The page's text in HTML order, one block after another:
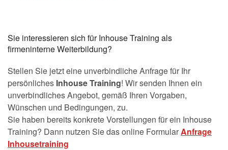
Sie interessieren sich für Inhouse Training als
firmeninterne Weiterbildung?
Stellen Sie jetzt eine unverbindliche Anfrage für Ihr
persönliches Inhouse Training! Wir senden Ihnen ein
unverbindliches Angebot, gemäß Ihren Vorgaben,
Wünschen und Bedingungen, zu.
Sie haben bereits konkrete Vorstellungen für ein Inhouse
Training? Dann nutzen Sie das online FormularAnfrage
Inhousetraining